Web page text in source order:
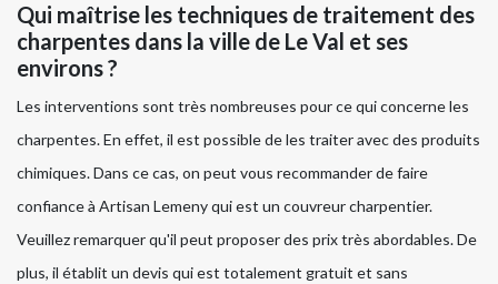
Qui maîtrise les techniques de traitement des
charpentes dans la ville de Le Val et ses
environs ?
Les interventions sont très nombreuses pour ce qui concerne les
charpentes. En effet, il est possible de les traiter avec des produits
chimiques. Dans ce cas, on peut vous recommander de faire
confiance à Artisan Lemeny qui est un couvreur charpentier.
Veuillez remarquer qu'il peut proposer des prix très abordables. De
plus, il établit un devis qui est totalement gratuit et sans